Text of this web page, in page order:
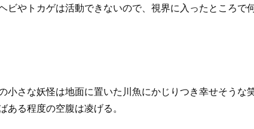
ビやトカゲは活動できないので、視界に入ったところで
さな妖怪は地面に置いた川魚にかじりつき幸せそうな
ある程度の空腹は凌げる。